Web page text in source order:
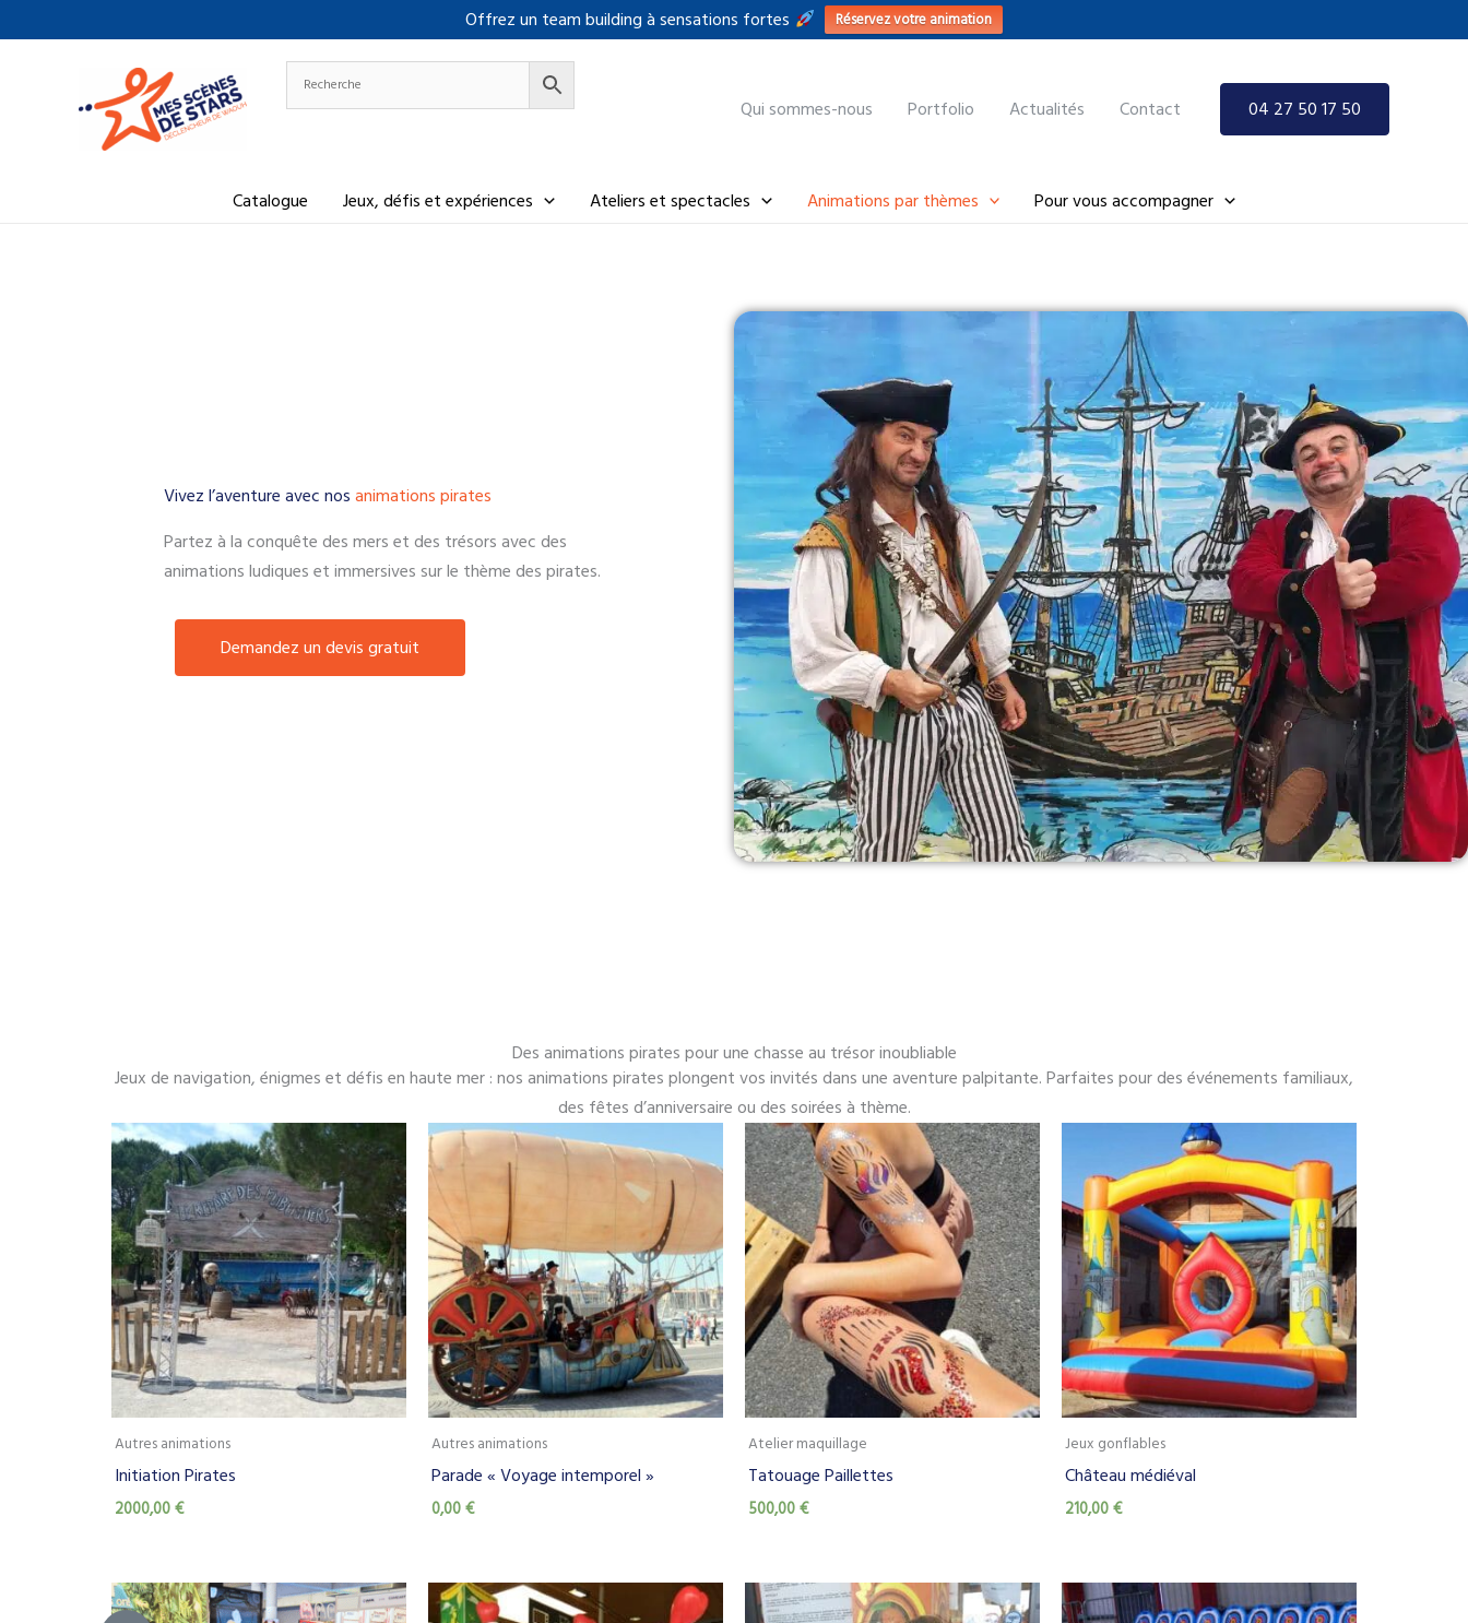
Offrez un team building à sensations fortes Réservez votre animation
au
Qui sommes-nous
Portfolio Actualités Contact 04 27 50 17 50
Catalogue Jeux, défis et expériences Ateliers et spectacles Animations par thèmes Pour vous accompagner
Vivez l’aventure avec nos animations pirates
Partez à la conquête des mers et des trésors avec des
animations ludiques et immersives sur le thème des pirates.
Demandez un devis gratuit
Des animations pirates pour une chasse au trésor inoubliable
Jeux de navigation, énigmes et défis en haute mer : nos animations pirates plongent vos invités dans une aventure palpitante. Parfaites pour des événements familiaux,
des fêtes d’anniversaire ou des soirées à thème.
Autres animations
Initiation Pirates
2000,00€
Autres animations
Parade « Voyage intemporel »
0,00€
Atelier maquillage
Tatouage Paillettes
500,00€
Jeux gonflables
Château médiéval
210,00€